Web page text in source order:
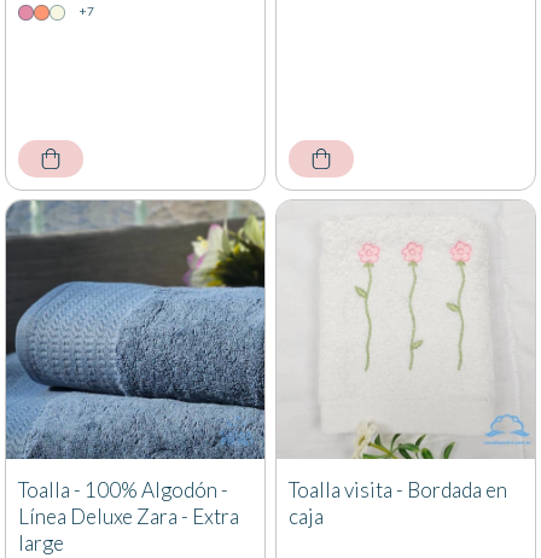
+7
Toalla - 100% Algodón -
Línea Deluxe Zara - Extra
large
Toalla visita - Bordada en
caja